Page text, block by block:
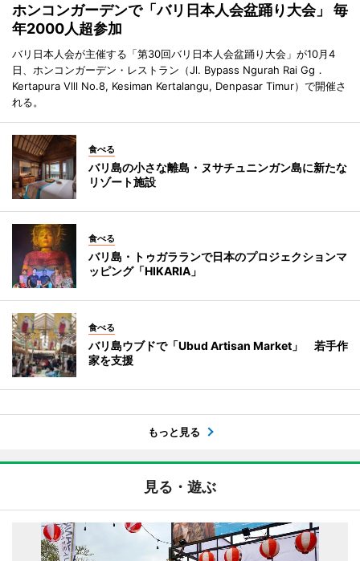
ホンコンガーデンで「バリ日本人会盆踊り大会」 毎
年2000人超参加
バリ日本人会が主催する「第30回バリ日本人会盆踊り大会」が10月4
日、ホンコンガーデン・レストラン（Jl. Bypass Ngurah Rai Gg．
Kertapura Vlll No.8, Kesiman Kertalangu, Denpasar Timur）で開催さ
れる。
食べる
バリ島の小さな離島・ヌサチュニンガン島に新たな
リゾート施設
食べる
バリ島・トゥガラランで日本のプロジェクションマ
ッピング「HIKARIA」
食べる
バリ島ウブドで「Ubud Artisan Market」 若手作
家を支援
もっと見る
見る・遊ぶ